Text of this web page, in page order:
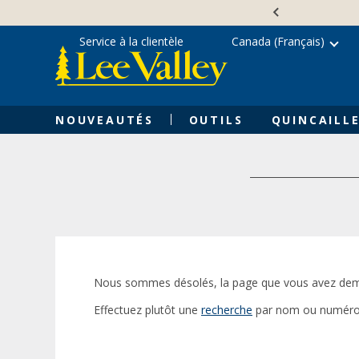
content
NOUVEAUTÉS OUTILS
Service à la clientèle Canada (Français)
Nous sommes désolés, la page que vous avez
Effectuez plutôt une recherche par nom ou